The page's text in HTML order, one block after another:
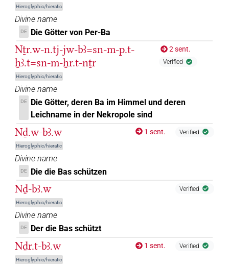
Hieroglyphic/hieratic
Divine name
DE Die Götter von Per-Ba
Nṯr.w-n.tj-jw-bꜣ=sn-m-p.t-
ẖꜣ.t=sn-m-ẖr.t-nṯr
Hieroglyphic/hieratic
2 sent.
Verified
Divine name
DE
Die Götter, deren Ba im Himmel und deren
Leichname in der Nekropole sind
Nḏ.w-bꜣ.w
Hieroglyphic/hieratic
1 sent. Verified
Divine name
DE Die die Bas schützen
Nḏ-bꜣ.w
Hieroglyphic/hieratic
Verified
Divine name
DE Der die Bas schützt
Nḏr.t-bꜣ.w
Hieroglyphic/hieratic
1 sent. Verified